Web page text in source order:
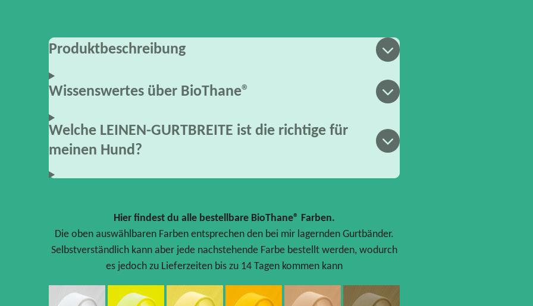
Produktbeschreibung
Wissenswertes über BioThane®
Welche LEINEN-GURTBREITE ist die richtige für
meinen Hund?
Hier findest du alle bestellbare BioThane® Farben.
Die oben auswählbaren Farben entsprechen den bei mir lagernden Gurtbänder.
Selbstverständlich kann aber jede nachstehende Farbe bestellt werden, wodurch
es jedoch zu Lieferzeiten bis zu 14 Tagen kommen kann